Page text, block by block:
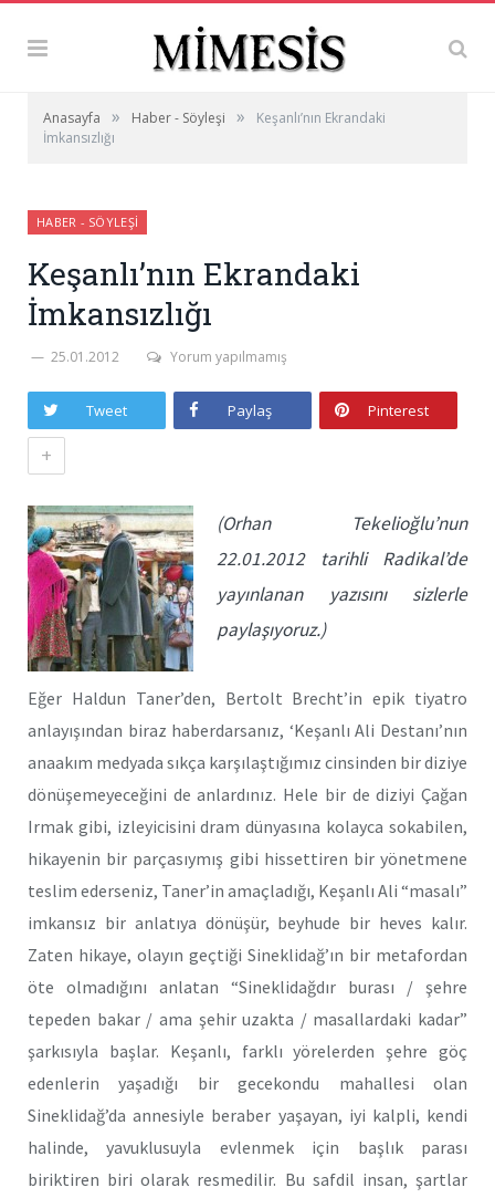
Anasayfa » Haber - Söyleşi »
Keşanlı’nın Ekrandaki
İmkansızlığı
HABER - SÖYLEŞI
Keşanlı’nın Ekrandaki
İmkansızlığı
25.01.2012 Yorum yapılmamış
Tweet Paylaş Pinterest
+
(Orhan Tekelioğlu’nun
22.01.2012 tarihli Radikal’de
yayınlanan yazısını sizlerle
paylaşıyoruz.)
Eğer Haldun Taner’den, Bertolt Brecht’in epik tiyatro
anlayışından biraz haberdarsanız, ‘Keşanlı Ali Destanı’nın
anaakım medyada sıkça karşılaştığımız cinsinden bir diziye
dönüşemeyeceğini de anlardınız. Hele bir de diziyi Çağan
Irmak gibi, izleyicisini dram dünyasına kolayca sokabilen,
hikayenin bir parçasıymış gibi hissettiren bir yönetmene
teslim ederseniz, Taner’in amaçladığı, Keşanlı Ali “masalı”
imkansız bir anlatıya dönüşür, beyhude bir heves kalır.
Zaten hikaye, olayın geçtiği Sineklidağ’ın bir metafordan
öte olmadığını anlatan “Sineklidağdır burası / şehre
tepeden bakar / ama şehir uzakta / masallardaki kadar”
şarkısıyla başlar. Keşanlı, farklı yörelerden şehre göç
edenlerin yaşadığı bir gecekondu mahallesi olan
Sineklidağ’da annesiyle beraber yaşayan, iyi kalpli, kendi
halinde, yavuklusuyla evlenmek için başlık parası
biriktiren biri olarak resmedilir. Bu safdil insan, şartlar